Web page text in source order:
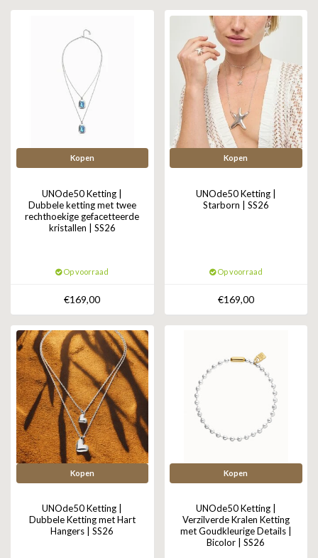
REBEL & ROSE
SILK | SALE
KARMA
ZAG BIJOUX
LILLY
KAPTEN & SON
SER INTREPIDA | SS25
CADEAUTJES TOT € 50
CADEAUTJES TOT € 100
CADEAUTJES VANAF € 100
Kopen
UNOde50 Ketting |
Dubbele ketting met twee
rechthoekige gefacetteerde
kristallen | SS26
Op voorraad
€169,00
Kopen
UNOde50 Ketting |
Starborn | SS26
Op voorraad
€169,00
Kopen
UNOde50 Ketting |
Dubbele Ketting met Hart
Hangers | SS26
Kopen
UNOde50 Ketting |
Verzilverde Kralen Ketting
met Goudkleurige Details |
Bicolor | SS26